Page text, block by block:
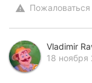
warning Пожаловаться
Vladimir
18 ноября